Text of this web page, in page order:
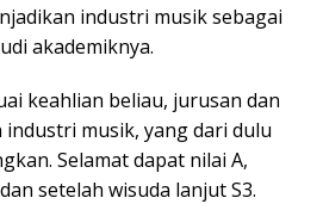
industri musik sebagai
akademiknya.
keahlian beliau, jurusan dan
industri musik, yang dari dulu
Selamat dapat nilai A,
setelah wisuda lanjut S3.